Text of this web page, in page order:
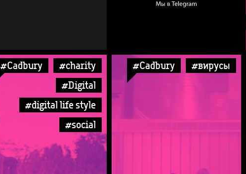
#Cadbury
#charity
#Digital
#digital life style
#social
#Cadbury #вирусы